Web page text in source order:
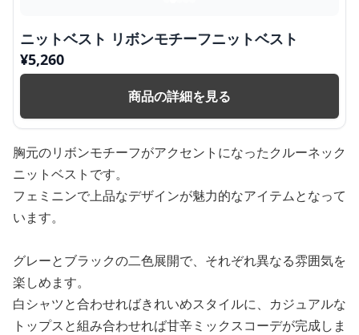
ニットベスト リボンモチーフニットベスト
¥5,260
商品の詳細を見る
胸元のリボンモチーフがアクセントになったクルーネック
ニットベストです。
フェミニンで上品なデザインが魅力的なアイテムとなって
います。
グレーとブラックの二色展開で、それぞれ異なる雰囲気を
楽しめます。
白シャツと合わせればきれいめスタイルに、カジュアルな
トップスと組み合わせれば甘辛ミックスコーデが完成しま